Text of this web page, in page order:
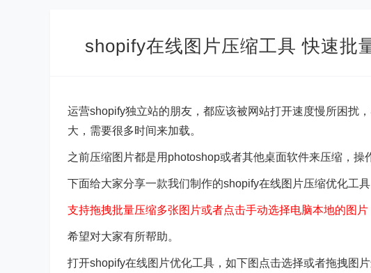
shopify在线图片压缩工具 快速批
运营shopify独立站的朋友，都应该被网站打开速度慢所困扰
大，需要很多时间来加载。
之前压缩图片都是用photoshop或者其他桌面软件来压缩，操
下面给大家分享一款我们制作的shopify在线图片压缩优化工具
支持拖拽批量压缩多张图片或者点击手动选择电脑本地的图
希望对大家有所帮助。
打开shopify在线图片优化工具，如下图点击选择或者拖拽图